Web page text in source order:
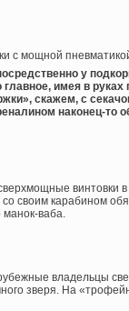
с мощной
у
имея в
скажем, с
наконец-то
винтовки
своим карабином
манок-ваба.
владельцы
зверя. На